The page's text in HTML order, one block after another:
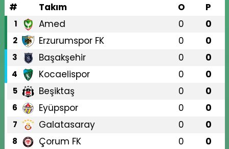
#
Takım O P
1 Amed 0 0
2 Erzurumspor FK 0 0
3 Başakşehir 0 0
4 Kocaelispor 0 0
5 Beşiktaş 0 0
6 Eyüpspor 0 0
7 Galatasaray 0 0
8 Çorum FK 0 0